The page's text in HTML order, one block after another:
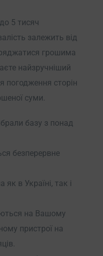
5 тисяч
залежить від
грошима
найзручніший
погодження сторін
суми.
базу з понад
безперервне
в Україні, так і
на Вашому
пристрої на